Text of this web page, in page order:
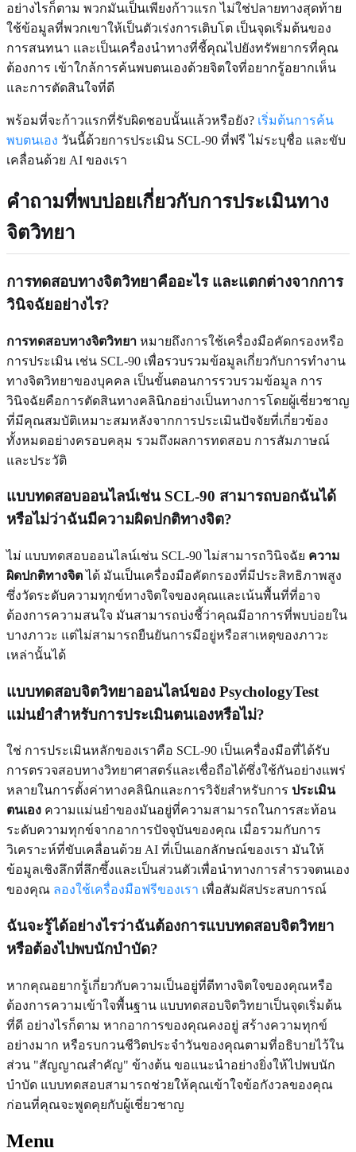
อย่างไรก็ตาม พวกมันเป็นเพียงก้าวแรก ไม่ใช่ปลายทางสุดท้าย
ใช้ข้อมูลที่พวกเขาให้เป็นตัวเร่งการเติบโต เป็นจุดเริ่มต้นของ
การสนทนา และเป็นเครื่องนำทางที่ชี้คุณไปยังทรัพยากรที่คุณ
ต้องการ เข้าใกล้การค้นพบตนเองด้วยจิตใจที่อยากรู้อยากเห็น
และการตัดสินใจที่ดี
พร้อมที่จะก้าวแรกที่รับผิดชอบนั้นแล้วหรือยัง? เริ่มต้นการค้น
พบตนเอง วันนี้ด้วยการประเมิน SCL-90 ที่ฟรี ไม่ระบุชื่อ และขับ
เคลื่อนด้วย AI ของเรา
คำถามที่พบบ่อยเกี่ยวกับการประเมินทาง
จิตวิทยา
การทดสอบทางจิตวิทยาคืออะไร และแตกต่างจากการ
วินิจฉัยอย่างไร?
การทดสอบทางจิตวิทยา หมายถึงการใช้เครื่องมือคัดกรองหรือ
การประเมิน เช่น SCL-90 เพื่อรวบรวมข้อมูลเกี่ยวกับการทำงาน
ทางจิตวิทยาของบุคคล เป็นขั้นตอนการรวบรวมข้อมูล การ
วินิจฉัยคือการตัดสินทางคลินิกอย่างเป็นทางการโดยผู้เชี่ยวชาญ
ที่มีคุณสมบัติเหมาะสมหลังจากการประเมินปัจจัยที่เกี่ยวข้อง
ทั้งหมดอย่างครอบคลุม รวมถึงผลการทดสอบ การสัมภาษณ์
และประวัติ
แบบทดสอบออนไลน์เช่น SCL-90 สามารถบอกฉันได้
หรือไม่ว่าฉันมีความผิดปกติทางจิต?
ไม่ แบบทดสอบออนไลน์เช่น SCL-90 ไม่สามารถวินิจฉัย ความ
ผิดปกติทางจิตได้ มันเป็นเครื่องมือคัดกรองที่มีประสิทธิภาพสูง
ซึ่งวัดระดับความทุกข์ทางจิตใจของคุณและเน้นพื้นที่ที่อาจ
ต้องการความสนใจ มันสามารถบ่งชี้ว่าคุณมีอาการที่พบบ่อยใน
บางภาวะ แต่ไม่สามารถยืนยันการมีอยู่หรือสาเหตุของภาวะ
เหล่านั้นได้
แบบทดสอบจิตวิทยาออนไลน์ของ PsychologyTest
แม่นยำสำหรับการประเมินตนเองหรือไม่?
ใช่ การประเมินหลักของเราคือ SCL-90 เป็นเครื่องมือที่ได้รับ
การตรวจสอบทางวิทยาศาสตร์และเชื่อถือได้ซึ่งใช้กันอย่างแพร่
หลายในการตั้งค่าทางคลินิกและการวิจัยสำหรับการ ประเมิน
ตนเอง ความแม่นยำของมันอยู่ที่ความสามารถในการสะท้อน
ระดับความทุกข์จากอาการปัจจุบันของคุณ เมื่อรวมกับการ
วิเคราะห์ที่ขับเคลื่อนด้วย AI ที่เป็นเอกลักษณ์ของเรา มันให้
ข้อมูลเชิงลึกที่ลึกซึ้งและเป็นส่วนตัวเพื่อนำทางการสำรวจตนเอง
ของคุณ ลองใช้เครื่องมือฟรีของเรา เพื่อสัมผัสประสบการณ์
ฉันจะรู้ได้อย่างไรว่าฉันต้องการแบบทดสอบจิตวิทยา
หรือต้องไปพบนักบำบัด?
หากคุณอยากรู้เกี่ยวกับความเป็นอยู่ที่ดีทางจิตใจของคุณหรือ
ต้องการความเข้าใจพื้นฐาน แบบทดสอบจิตวิทยาเป็นจุดเริ่มต้น
ที่ดี อย่างไรก็ตาม หากอาการของคุณคงอยู่ สร้างความทุกข์
อย่างมาก หรือรบกวนชีวิตประจำวันของคุณตามที่อธิบายไว้ใน
ส่วน "สัญญาณสำคัญ" ข้างต้น ขอแนะนำอย่างยิ่งให้ไปพบนัก
บำบัด แบบทดสอบสามารถช่วยให้คุณเข้าใจข้อกังวลของคุณ
ก่อนที่คุณจะพูดคุยกับผู้เชี่ยวชาญ
Menu